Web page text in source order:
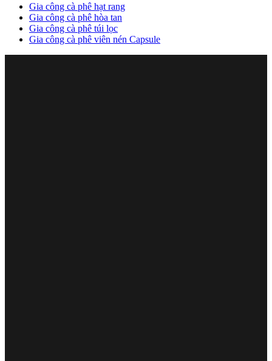
Gia công cà phê hạt rang
Gia công cà phê hòa tan
Gia công cà phê túi lọc
Gia công cà phê viên nén Capsule